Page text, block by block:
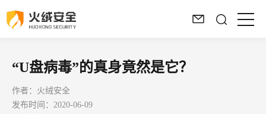
“U盘病毒”的真身竟然是它？
作者：火绒安全
发布时间：2020-06-09